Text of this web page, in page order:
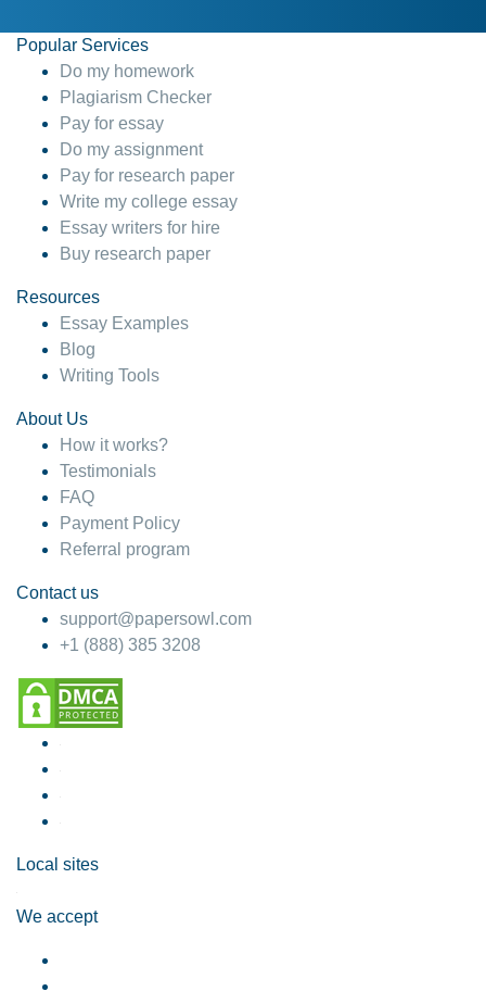
Popular Services
Do my homework
Plagiarism Checker
Pay for essay
Do my assignment
Pay for research paper
Write my college essay
Essay writers for hire
Buy research paper
Resources
Essay Examples
Blog
Writing Tools
About Us
How it works?
Testimonials
FAQ
Payment Policy
Referral program
Contact us
support@papersowl.com
+1 (888) 385 3208
Local sites
We accept